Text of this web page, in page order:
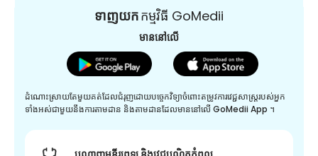
ទាញយកកម្មវិធី GoMedii
មាននៅលើ
ដំណោះស្រាយតែមួយគត់ដែលជំរុញដោយបច្ចេកវិទ្យាចំពោះតម្រូវការវេជ្ជសាស្រ្តរបស់អ្នក
ទាំងអស់ជាមួយនឹងការតាមដាន និងតាមដានដែលមាននៅលើ GoMedii App ។